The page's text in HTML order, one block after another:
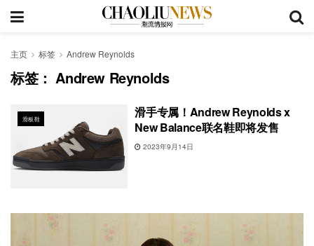
主页 标签 Andrew Reynolds
标签：Andrew Reynolds
滑板鞋
滑手专属！Andrew Reynolds x
New Balance联名鞋即将发售
2023年9月14日